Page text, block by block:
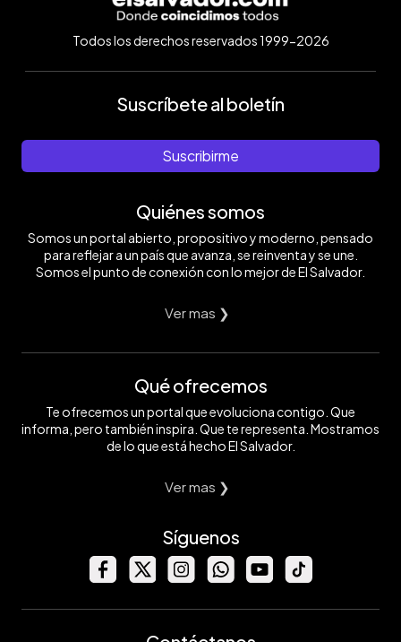
Todos los derechos reservados 1999-2026
Suscríbete al boletín
Suscribirme
Quiénes somos
Somos un portal abierto, propositivo y moderno, pensado
para reflejar a un país que avanza, se reinventa y se une.
Somos el punto de conexión con lo mejor de El Salvador.
Ver mas ❯
Qué ofrecemos
Te ofrecemos un portal que evoluciona contigo. Que
informa, pero también inspira. Que te representa. Mostramos
de lo que está hecho El Salvador.
Ver mas ❯
Síguenos